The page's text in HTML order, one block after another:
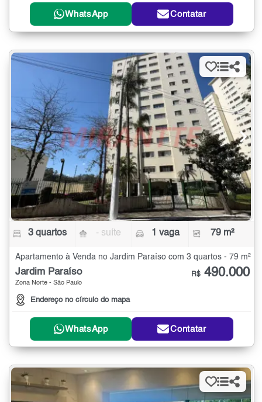
WhatsApp Contatar
3 quartos - suíte 1 vaga 79 m²
Apartamento à Venda no Jardim Paraíso com 3 quartos - 79 m²
Jardim Paraíso
Zona Norte - São Paulo
Endereço no círculo do mapa
R$ 490.000
WhatsApp Contatar